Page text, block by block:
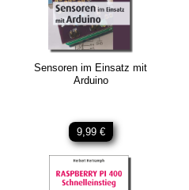
Sensoren im Einsatz mit
Arduino
9,99 €